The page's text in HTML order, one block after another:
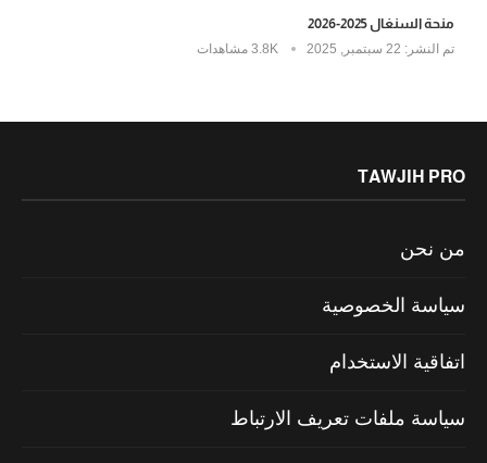
منحة السنغال 2025-2026
تم النشر: 3.8K مشاهدات
TAWJIH PRO
من نحن
سياسة الخصوصية
اتفاقية الاستخدام
سياسة ملفات تعريف الارتباط